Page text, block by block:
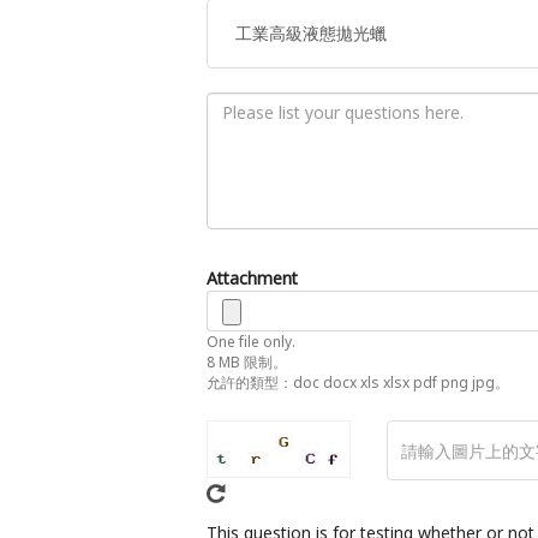
Attachment
One file only.
8 MB 限制。
允許的類型：doc docx xls xlsx pdf png jpg。
This question is for testing whether or